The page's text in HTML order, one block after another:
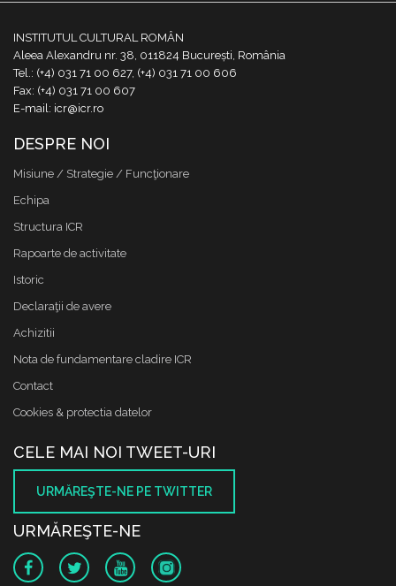
INSTITUTUL CULTURAL ROMÂN
Aleea Alexandru nr. 38, 011824 București, România
Tel.: (+4) 031 71 00 627, (+4) 031 71 00 606
Fax: (+4) 031 71 00 607
E-mail: icr@icr.ro
DESPRE NOI
Misiune / Strategie / Funcţionare
Echipa
Structura ICR
Rapoarte de activitate
Istoric
Declaraţii de avere
Achizitii
Nota de fundamentare cladire ICR
Contact
Cookies & protectia datelor
CELE MAI NOI TWEET-URI
URMĂREŞTE-NE PE TWITTER
URMĂREŞTE-NE